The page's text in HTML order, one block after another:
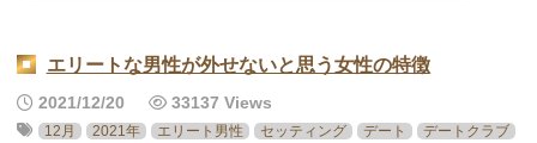
エリートな男性が外せないと思う女性の特徴
2021/12/20 33137 Views
12月 2021年 エリート男性 セッティング デート
デートクラブ